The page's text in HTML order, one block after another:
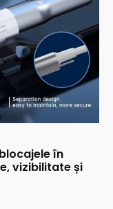
în
vizibilitate și